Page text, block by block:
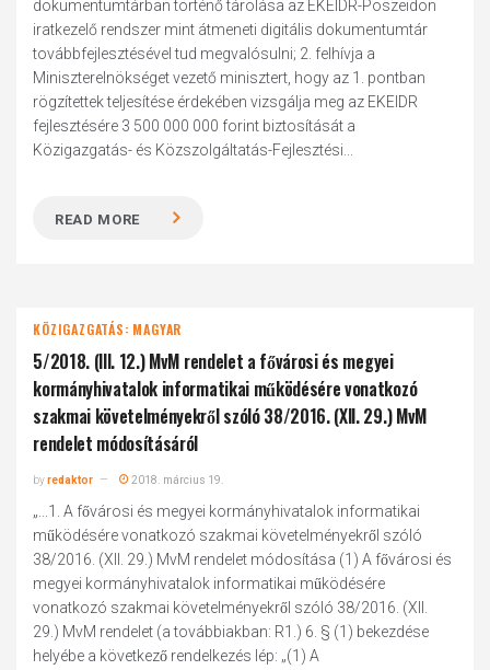
dokumentumtárban történő tárolása az EKEIDR-Poszeidon
iratkezelő rendszer mint átmeneti digitális dokumentumtár
továbbfejlesztésével tud megvalósulni; 2. felhívja a
Miniszterelnökséget vezető minisztert, hogy az 1. pontban
rögzítettek teljesítése érdekében vizsgálja meg az EKEIDR
fejlesztésére 3 500 000 000 forint biztosítását a
Közigazgatás- és Közszolgáltatás-Fejlesztési...
READ MORE
KÖZIGAZGATÁS: MAGYAR
5/2018. (III. 12.) MvM rendelet a fővárosi és megyei
kormányhivatalok informatikai működésére vonatkozó
szakmai követelményekről szóló 38/2016. (XII. 29.) MvM
rendelet módosításáról
byredaktor 2018. március 19.
„...1. A fővárosi és megyei kormányhivatalok informatikai
működésére vonatkozó szakmai követelményekről szóló
38/2016. (XII. 29.) MvM rendelet módosítása (1) A fővárosi és
megyei kormányhivatalok informatikai működésére
vonatkozó szakmai követelményekről szóló 38/2016. (XII.
29.) MvM rendelet (a továbbiakban: R1.) 6. § (1) bekezdése
helyébe a következő rendelkezés lép: „(1) A